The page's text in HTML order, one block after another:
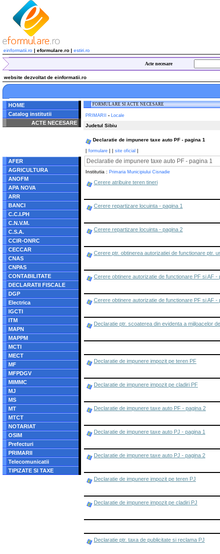
einformatii.ro | eformulare.ro | estiri.ro
Acte necesare
website dezvoltat de einformatii.ro
HOME
Catalog institutii
ACTE NECESARE
/home/eformulare.ro/public_html/navigare/stanga.php
AFER
AGRICULTURA
ANOFM
APA NOVA
ARR
BANCI
C.C.I.PH
C.N.V.M.
C.S.A.
CCIR-ONRC
CECCAR
CNAS
CNPAS
CONTABILITATE
DECLARATII FISCALE
DGP
Electrica
IGCTI
ITM
MAPN
MAPPM
MCTI
MECT
MF
MFPDGV
MIMMC
MJ
MS
MT
MTCT
NOTARIAT
OSIM
Prefecturi
PRIMARII
Telecomunicatii
TIPIZATE SI TAXE
FORMULARE SI ACTE NECESARE
PRIMARII - Locale
Judetul Sibiu
Declaratie de impunere taxe auto PF - pagina 1
| formulare | | site oficial |
Declaratie de impunere taxe auto PF - pagina 1
Institutia : Primaria Municipiului Cisnadie
Cerere atribuire teren tineri
Cerere repartizare locuinta - pagina 1
Cerere repartizare locuinta - pagina 2
Cerere ptr. obtinerea autorizatiei de functionare ptr.
Cerere obtinere autorizatie de functionare PF si AF -
Cerere obtinere autorizatie de functionare PF si AF -
Declaratie ptr. scoaterea din evidenta a mijloacelor
Declaratie de impunere impozit pe teren PF
Declaratie de impunere impozit pe cladiri PF
Declaratie de impunere taxe auto PF - pagina 2
Declaratie de impunere taxe auto PJ - pagina 1
Declaratie de impunere taxe auto PJ - pagina 2
Declaratie de impunere impozit pe teren PJ
Declaratie de impunere impozit pe cladiri PJ
Declaratie ptr. taxa de publicitate si reclama PJ